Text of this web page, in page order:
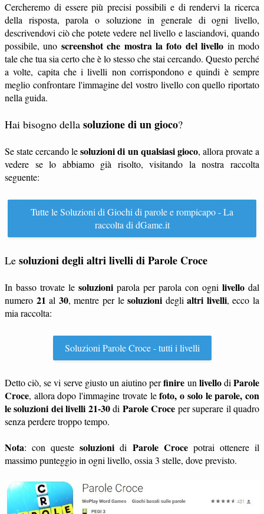
Cercheremo di essere più precisi possibili e di rendervi la ricerca
della risposta, parola o soluzione in generale di ogni livello,
descrivendovi ciò che potete vedere nel livello e lasciandovi, quando
possibile, uno screenshot che mostra la foto del livello in modo
tale che tua sia certo che è lo stesso che stai cercando. Questo perché
a volte, capita che i livelli non corrispondono e quindi è sempre
meglio confrontare l'immagine del vostro livello con quello riportato
nella guida.
Hai bisogno della soluzione di un gioco?
Se state cercando lesoluzioni di un qualsiasi gioco, allora provate a
vedere se lo abbiamo già risolto, visitando la nostra raccolta
seguente:
Tutte le Soluzioni di Giochi di parole e rompicapo - La
raccolta di dGame.it
Le soluzioni degli altri livelli di Parole Croce
In basso trovate le soluzioni parola per parola con ogni livello dal
numero 21 al 30, mentre per lesoluzioni deglialtri livelli, ecco la
mia raccolta:
Soluzioni Parole Croce - tutti i livelli
Detto ciò, se vi serve giusto un aiutino perfinire un livellodiParole
Croce, allora dopo l'immagine trovate lefoto, o solo le parole, con
le soluzioni dei livelli 21-30di Parole Croce per superare il quadro
senza perdere troppo tempo.
Nota: con questesoluzioni di Parole Crocepotrai ottenere il
massimo punteggio in ogni livello, ossia 3 stelle, dove previsto.